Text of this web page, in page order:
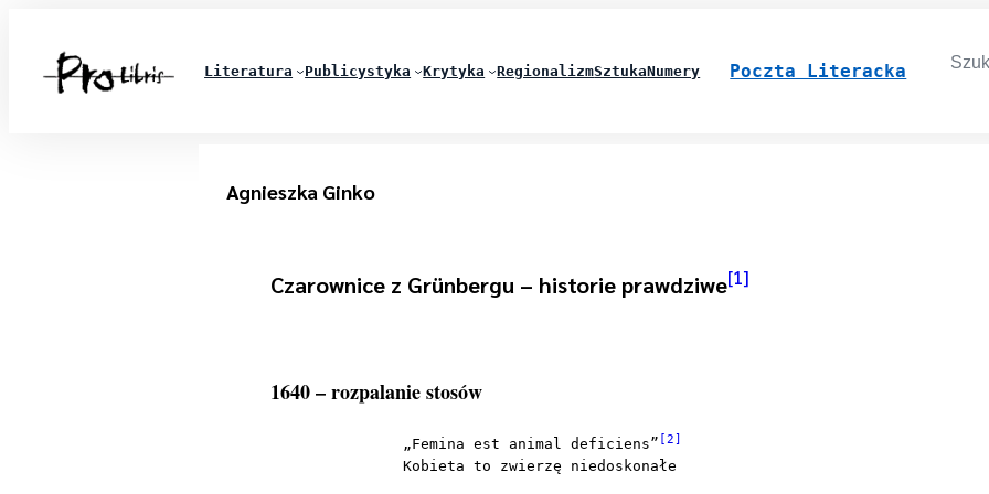
Literatura Publicystyka Krytyka RegionalizmSztukaNumery Poczta Literacka
for:
Agnieszka Ginko
Czarownice z Grünbergu – historie prawdziwe[1]
1640 – rozpalanie stosów
„Femina est animal deficiens” [2]
Kobieta to zwierzę niedoskonałe